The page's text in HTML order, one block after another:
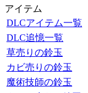
アイテム
DLCアイテム一覧
DLC追憶一覧
草売りの鈴玉
カビ売りの鈴玉
魔術技師の鈴玉